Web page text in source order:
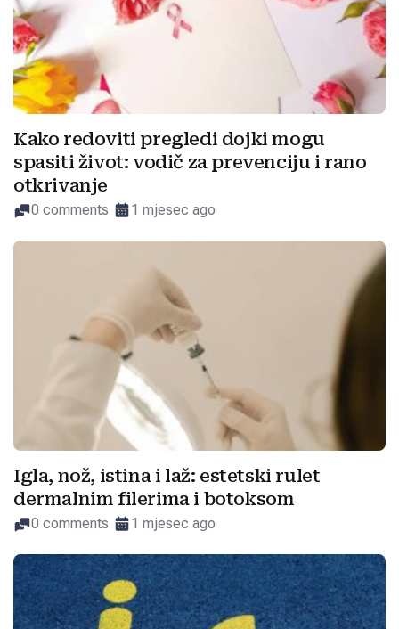
Kako redoviti pregledi dojki mogu
spasiti život: vodič za prevenciju i rano
otkrivanje
0 comments 1 mjesec ago
Igla, nož, istina i laž: estetski rulet
dermalnim filerima i botoksom
0 comments 1 mjesec ago